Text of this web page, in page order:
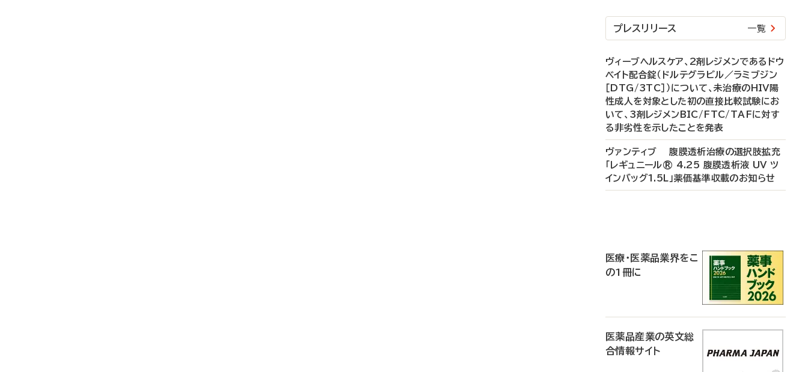
プレスリリース 一覧
ヴィーブヘルスケア、2剤レジメンであるドウ
ベイト配合錠（ドルテグラビル／ラミブジン
［DTG/3TC］）について、未治療のHIV陽
性成人を対象とした初の直接比較試験にお
いて、3剤レジメンBIC/FTC/TAFに対す
る非劣性を示したことを発表
ヴァンティブ 腹膜透析治療の選択肢拡充
「レギュニール® 4.25 腹膜透析液 UV ツ
インバッグ1.5L」薬価基準収載のお知らせ
医療・医薬品業界をこ
の1冊に
医薬品産業の英文総
合情報サイト